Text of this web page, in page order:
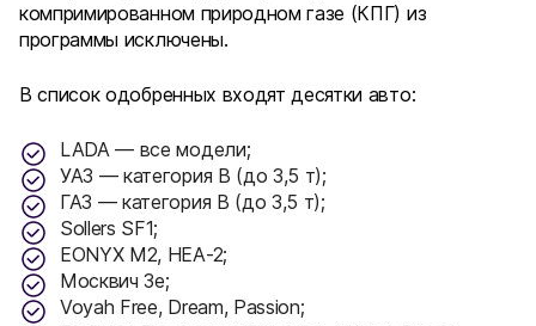
компримированном природном газе (КПГ) из
программы исключены.
В список одобренных входят десятки авто:
LADA — все модели;
УАЗ — категория B (до 3,5 т);
ГАЗ — категория B (до 3,5 т);
Sollers SF1;
EONYX M2, HEA-2;
Москвич 3e;
Voyah Free, Dream, Passion;